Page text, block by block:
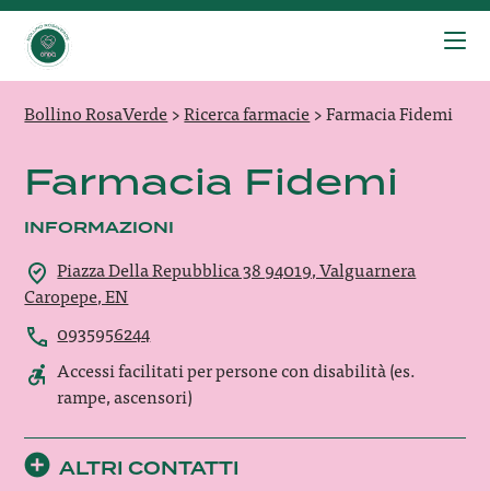
Bollino RosaVerde>Ricerca farmacie>Farmacia Fidemi
Farmacia Fidemi
INFORMAZIONI
Piazza Della Repubblica 38 94019, Valguarnera
Caropepe, EN
0935956244
Accessi facilitati per persone con disabilità (es.
rampe, ascensori)
ALTRI CONTATTI